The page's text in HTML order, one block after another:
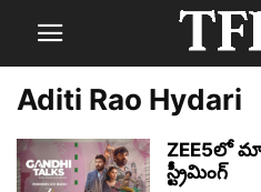
Aditi Rao Hydari
ZEE5లో
స్ట్రీమింగ్